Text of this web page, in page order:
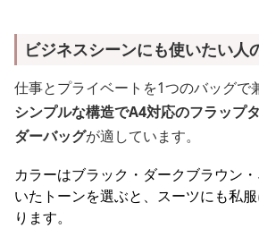
ビジネスシーンにも使いたい人
仕事とプライベートを1つのバッグで
シンプルな構造でA4対応のフラップ
ダーバッグが適しています。
カラーはブラック・ダークブラウン
いたトーンを選ぶと、スーツにも私
ります。